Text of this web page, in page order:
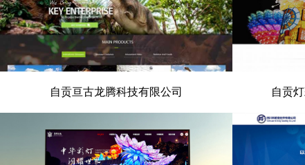
自贡亘古龙腾科技有限公司
自贡亘古龙腾科技有限公司
自贡灯
自贡